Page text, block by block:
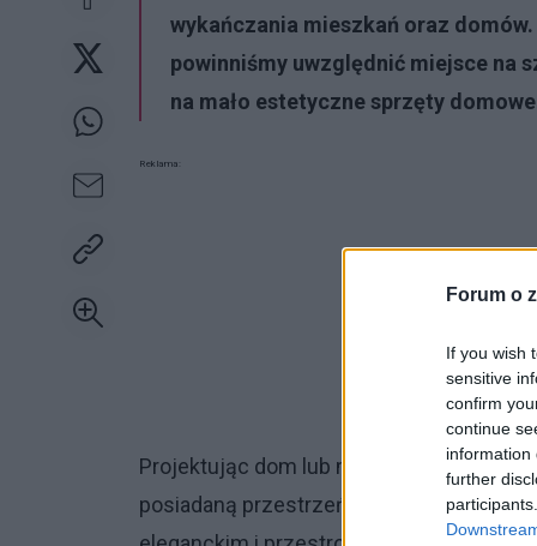
Forum o
If you wish
sensitive
confirm
continue
information
further
wykańczania mieszkań oraz
powinniśmy uwzględnić miejsce na
na mało estetyczne sprzęty
Reklama:
Projektując dom lub mieszkanie,
posiadaną przestrzeń. Myślimy przede